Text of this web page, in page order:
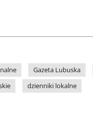
Gazeta Lubuska
dzienniki lokalne